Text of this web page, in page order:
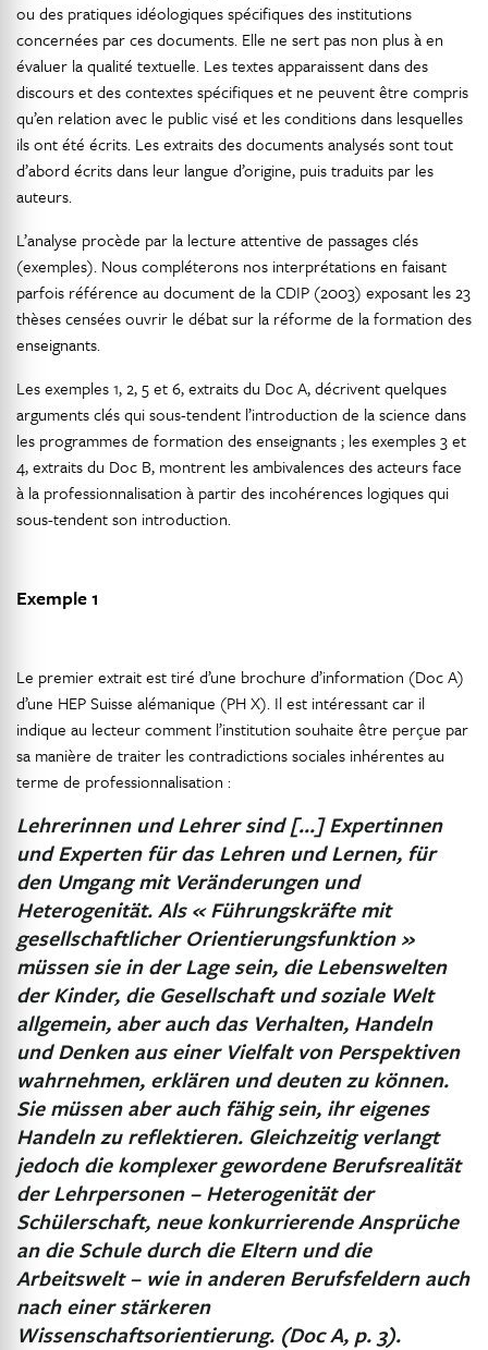
ou des pratiques idéologiques spécifiques des institutions
concernées par ces documents. Elle ne sert pas non plus à en
évaluer la qualité textuelle. Les textes apparaissent dans des
discours et des contextes spécifiques et ne peuvent être compris
qu’en relation avec le public visé et les conditions dans lesquelles
ils ont été écrits. Les extraits des documents analysés sont tout
d’abord écrits dans leur langue d’origine, puis traduits par les
auteurs.
L’analyse procède par la lecture attentive de passages clés
(exemples). Nous compléterons nos interprétations en faisant
parfois référence au document de la CDIP (2003) exposant les 23
thèses censées ouvrir le débat sur la réforme de la formation des
enseignants.
Les exemples 1, 2, 5 et 6, extraits du Doc A, décrivent quelques
arguments clés qui sous-tendent l’introduction de la science dans
les programmes de formation des enseignants ; les exemples 3 et
4, extraits du Doc B, montrent les ambivalences des acteurs face
à la professionnalisation à partir des incohérences logiques qui
sous-tendent son introduction.
Exemple 1
Le premier extrait est tiré d’une brochure d’information (Doc A)
d’une HEP Suisse alémanique (PH X). Il est intéressant car il
indique au lecteur comment l’institution souhaite être perçue par
sa manière de traiter les contradictions sociales inhérentes au
terme de professionnalisation :
Lehrerinnen und Lehrer sind […] Expertinnen
und Experten für das Lehren und Lernen, für
den Umgang mit Veränderungen und
Heterogenität. Als « Führungskräfte mit
gesellschaftlicher Orientierungsfunktion »
müssen sie in der Lage sein, die Lebenswelten
der Kinder, die Gesellschaft und soziale Welt
allgemein, aber auch das Verhalten, Handeln
und Denken aus einer Vielfalt von Perspektiven
wahrnehmen, erklären und deuten zu können.
Sie müssen aber auch fähig sein, ihr eigenes
Handeln zu reflektieren. Gleichzeitig verlangt
jedoch die komplexer gewordene Berufsrealität
der Lehrpersonen – Heterogenität der
Schülerschaft, neue konkurrierende Ansprüche
an die Schule durch die Eltern und die
Arbeitswelt – wie in anderen Berufsfeldern auch
nach einer stärkeren
Wissenschaftsorientierung. (Doc A, p. 3).